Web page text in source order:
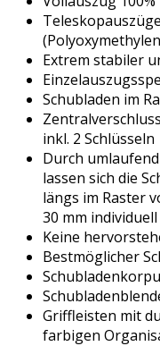
Extrem stabiler
Schubladen im
inkl. 2 Schlüsseln
Durch
lassen sich die
längs im Raster
30 mm
Keine
Bestmöglicher
Griffleisten mit
farbigen